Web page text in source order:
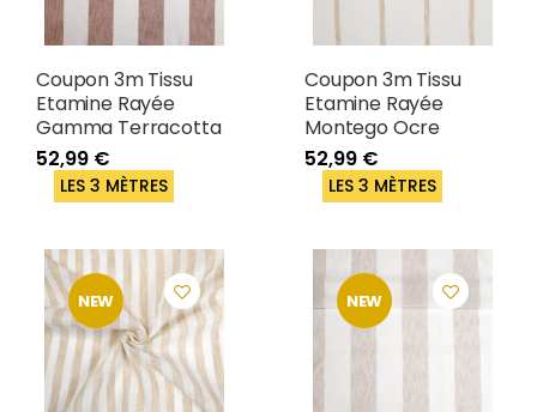
Coupon 3m Tissu
Etamine Rayée
Gamma Terracotta
52,99 €
LES 3 MÈTRES
Coupon 3m Tissu
Etamine Rayée
Montego Ocre
52,99 €
LES 3 MÈTRES
NEW NEW